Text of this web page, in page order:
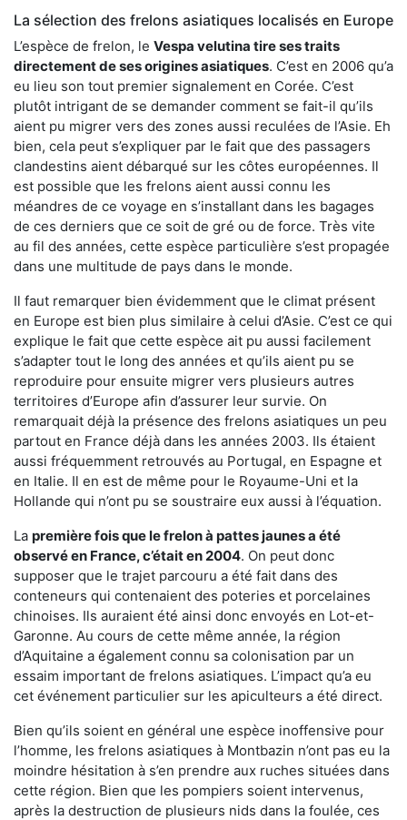
La sélection des frelons asiatiques localisés en Europe
L’espèce de frelon, le Vespa velutina tire ses traits
directement de ses origines asiatiques. C’est en 2006 qu’a
eu lieu son tout premier signalement en Corée. C’est
plutôt intrigant de se demander comment se fait-il qu’ils
aient pu migrer vers des zones aussi reculées de l’Asie. Eh
bien, cela peut s’expliquer par le fait que des passagers
clandestins aient débarqué sur les côtes européennes. Il
est possible que les frelons aient aussi connu les
méandres de ce voyage en s’installant dans les bagages
de ces derniers que ce soit de gré ou de force. Très vite
au fil des années, cette espèce particulière s’est propagée
dans une multitude de pays dans le monde.
Il faut remarquer bien évidemment que le climat présent
en Europe est bien plus similaire à celui d’Asie. C’est ce qui
explique le fait que cette espèce ait pu aussi facilement
s’adapter tout le long des années et qu’ils aient pu se
reproduire pour ensuite migrer vers plusieurs autres
territoires d’Europe afin d’assurer leur survie. On
remarquait déjà la présence des frelons asiatiques un peu
partout en France déjà dans les années 2003. Ils étaient
aussi fréquemment retrouvés au Portugal, en Espagne et
en Italie. Il en est de même pour le Royaume-Uni et la
Hollande qui n’ont pu se soustraire eux aussi à l’équation.
La première fois que le frelon à pattes jaunes a été
observé en France, c’était en 2004. On peut donc
supposer que le trajet parcouru a été fait dans des
conteneurs qui contenaient des poteries et porcelaines
chinoises. Ils auraient été ainsi donc envoyés en Lot-et-
Garonne. Au cours de cette même année, la région
d’Aquitaine a également connu sa colonisation par un
essaim important de frelons asiatiques. L’impact qu’a eu
cet événement particulier sur les apiculteurs a été direct.
Bien qu’ils soient en général une espèce inoffensive pour
l’homme, les frelons asiatiques à Montbazin n’ont pas eu la
moindre hésitation à s’en prendre aux ruches situées dans
cette région. Bien que les pompiers soient intervenus,
après la destruction de plusieurs nids dans la foulée, ces